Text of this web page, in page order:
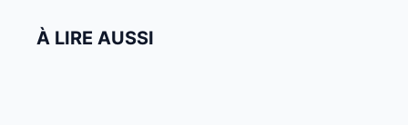
À LIRE AUSSI